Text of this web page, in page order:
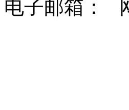
电子邮箱：